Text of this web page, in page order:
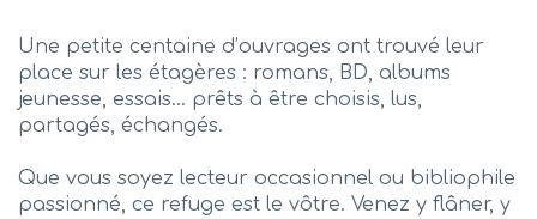
Une petite centaine d’ouvrages ont trouvé leur
place sur les étagères : romans, BD, albums
jeunesse, essais… prêts à être choisis, lus,
partagés, échangés.
Que vous soyez lecteur occasionnel ou bibliophile
passionné, ce refuge est le vôtre. Venez y flâner, y